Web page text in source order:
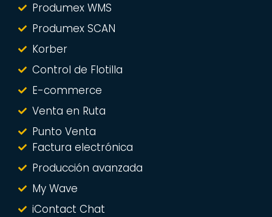
Produmex WMS
Produmex SCAN
Korber
Control de Flotilla
E-commerce
Venta en Ruta
Punto Venta
Factura electrónica
Producción avanzada
My Wave
iContact Chat